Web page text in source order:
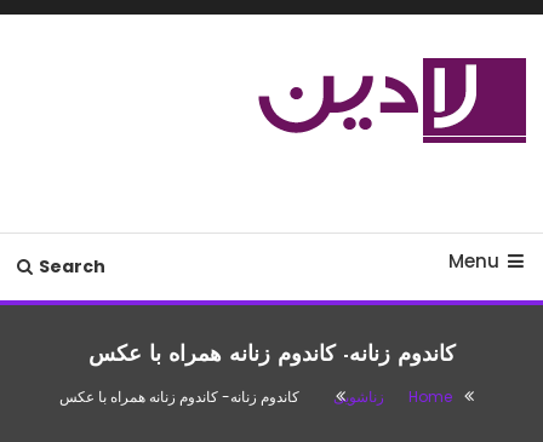
Skip
Menu
Search
کاندوم زنانه- کاندوم زنانه همراه با عکس
Home زناشویی کاندوم زنانه- کاندوم زنانه همراه با عکس